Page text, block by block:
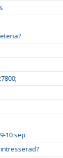
10 sep